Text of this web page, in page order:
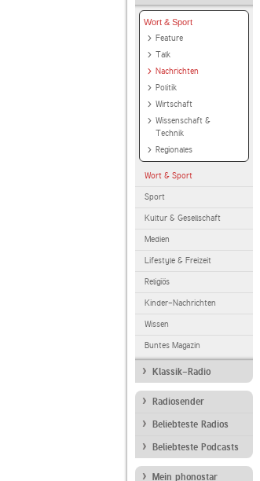
Wort & Sport
Feature
Talk
Nachrichten
Politik
Wirtschaft
Wissenschaft &
Technik
Regionales
Wort & Sport
Sport
Kultur & Gesellschaft
Medien
Lifestyle & Freizeit
Religiös
Kinder-Nachrichten
Wissen
Buntes Magazin
Klassik-Radio
Radiosender
Beliebteste Radios
Beliebteste Podcasts
Mein phonostar